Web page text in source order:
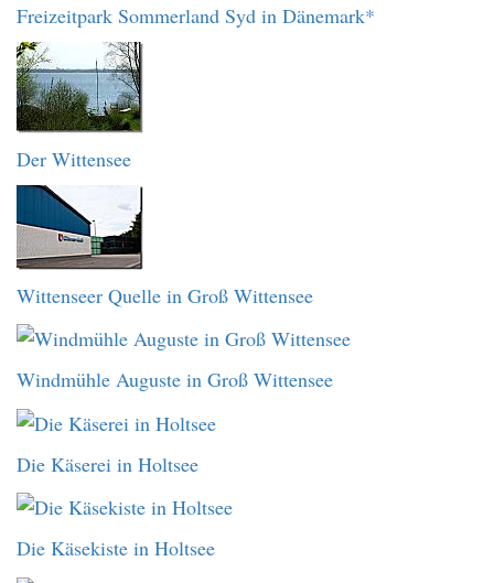
Freizeitpark Sommerland Syd in Dänemark*
Der Wittensee
Wittenseer Quelle in Groß Wittensee
Windmühle Auguste in Groß Wittensee
Die Käserei in Holtsee
Die Käsekiste in Holtsee